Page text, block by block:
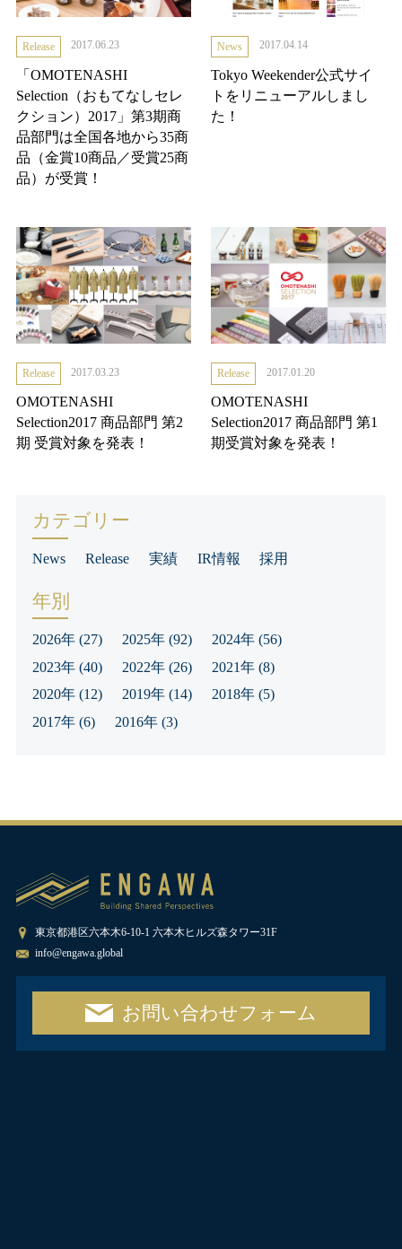
Release 2017.06.23
「OMOTENASHI
Selection（おもてなしセレ
クション）2017」第3期商
品部門は全国各地から35商
品（金賞10商品／受賞25商
品）が受賞！
News 2017.04.14
Tokyo Weekender公式サイ
トをリニューアルしまし
た！
Release 2017.03.23
OMOTENASHI
Selection2017 商品部門 第2
期 受賞対象を発表！
Release 2017.01.20
OMOTENASHI
Selection2017 商品部門 第1
期受賞対象を発表！
カテゴリー
News Release 実績 IR情報 採用
年別
2026年 (27) 2025年 (92) 2024年 (56)
2023年 (40) 2022年 (26) 2021年 (8)
2020年 (12) 2019年 (14) 2018年 (5)
2017年 (6) 2016年 (3)
東京都港区六本木6-10-1 六本木ヒルズ森タワー31F
info@engawa.global
お問い合わせフォーム